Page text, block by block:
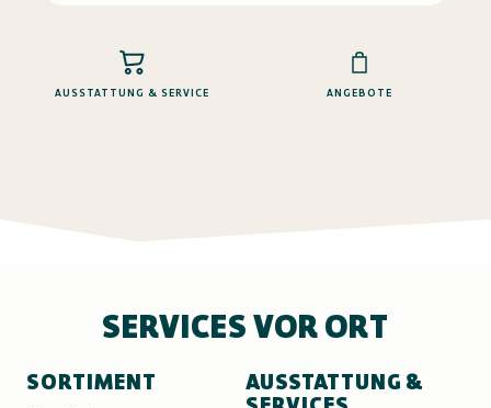
AUSSTATTUNG & SERVICE ANGEBOTE
SERVICES VOR ORT
SORTIMENT
AUSSTATTUNG &